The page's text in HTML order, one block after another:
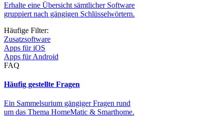
Erhalte eine Übersicht sämtlicher Software
gruppiert nach gängigen Schlüsselwörtern.
Häufige Filter:
Zusatzsoftware
Apps für iOS
Apps für Android
FAQ
Häufig gestellte Fragen
Ein Sammelsurium gängiger Fragen rund
um das Thema HomeMatic & Smarthome.